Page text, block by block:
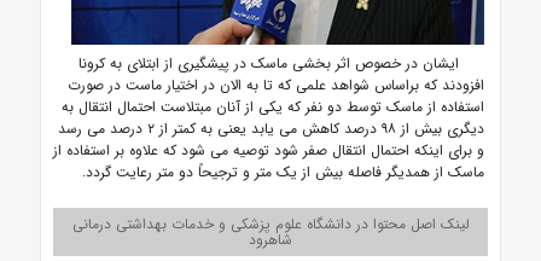
ایشان در خصوص اثر بخشی ماسک در پیشگیری از ابتلای به کرونا
افزودند که براساس شواهد علمی که تا به الان در اختیار ماست در صورت
استفاده از ماسک توسط دو نفر که یکی از آنان مبتلاست احتمال انتقال به
دیگری بیش از ۹۸ درصد کاهش می یابد یعنی به کمتر از ۲ درصد می رسد
و برای اینکه احتمال انتقال صفر شود توصیه می شود که علاوه بر استفاده از
ماسک از همدیگر فاصله بیش از یک متر و ترجیحاً دو متر رعایت گردد.
لینک اصل محتوا در دانشگاه علوم پزشکی و خدمات بهداشتی درمانی
شاهرود